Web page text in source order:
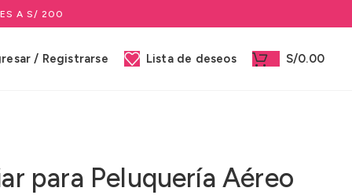
A S/ 200
/ Registrarse Lista de deseos S/0.00
para Peluquería Aéreo